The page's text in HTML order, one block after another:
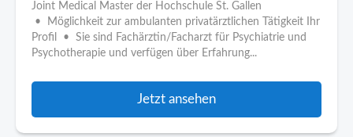
Joint Medical Master der Hochschule St. Gallen
• Möglichkeit zur ambulanten privatärztlichen Tätigkeit Ihr
Profil • Sie sind Fachärztin/Facharzt für Psychiatrie und
Psychotherapie und verfügen über Erfahrung...
Jetzt ansehen